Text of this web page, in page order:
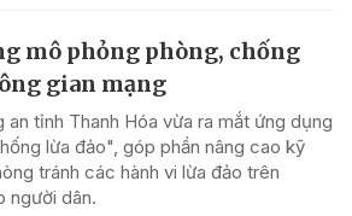
mô phỏng phòng, chống
gian mạng
an tỉnh Thanh Hóa vừa ra mắt ứng dụng
lừa đảo", góp phần nâng cao kỹ
tránh các hành vi lừa đảo trên
người dân.